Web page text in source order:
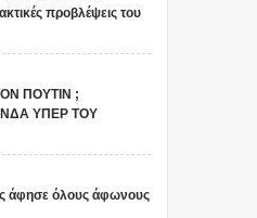
προβλέψεις του
ΠΟΥΤΙΝ ;
ΥΠΕΡ ΤΟΥ
άφησε όλους άφωνους